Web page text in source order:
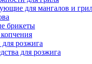
для мангалов и
брикеты
розжига
для розжига